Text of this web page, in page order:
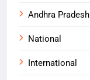
Andhra Pradesh
National
International